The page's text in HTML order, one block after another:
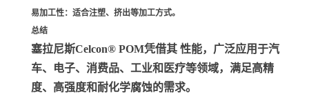
易加工性：适合注塑、挤出等加工方式。
总结
塞拉尼斯Celcon® POM凭借其 性能，广泛应用于汽
车、电子、消费品、工业和医疗等领域，满足高精
度、高强度和耐化学腐蚀的需求。